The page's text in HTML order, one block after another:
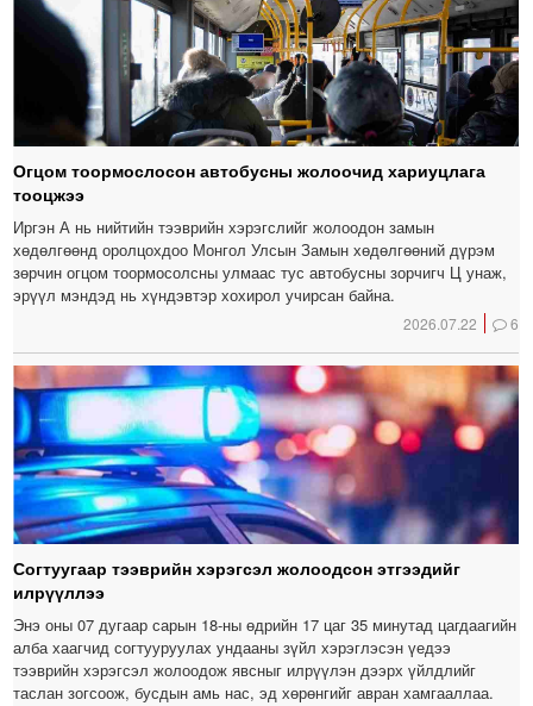
Огцом тоормослосон автобусны жолоочид хариуцлага
тооцжээ
Иргэн А нь нийтийн тээврийн хэрэгслийг жолоодон замын
хөдөлгөөнд оролцохдоо Монгол Улсын Замын хөдөлгөөний дүрэм
зөрчин огцом тоормосолсны улмаас тус автобусны зорчигч Ц унаж,
эрүүл мэндэд нь хүндэвтэр хохирол учирсан байна.
2026.07.22 6
Согтуугаар тээврийн хэрэгсэл жолоодсон этгээдийг
илрүүллээ
Энэ оны 07 дугаар сарын 18-ны өдрийн 17 цаг 35 минутад цагдаагийн
алба хаагчид согтууруулах ундааны зүйл хэрэглэсэн үедээ
тээврийн хэрэгсэл жолоодож явсныг илрүүлэн дээрх үйлдлийг
таслан зогсоож, бусдын амь нас, эд хөрөнгийг авран хамгааллаа.